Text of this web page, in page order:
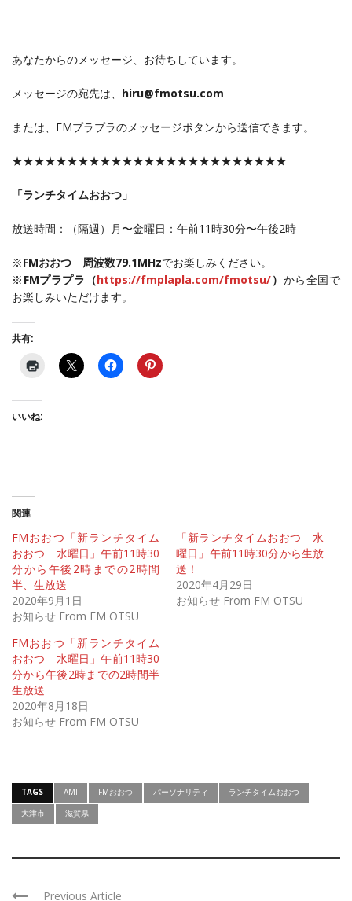
あなたからのメッセージ、お待ちしています。
メッセージの宛先は、 hiru@fmotsu.com
または、FMプラプラのメッセージボタンから送信できます。
★★★★★★★★★★★★★★★★★★★★★★★★★
「ランチタイムおおつ」
放送時間：（隔週）月〜金曜日：午前11時30分〜午後2時
※FMおおつ 周波数79.1MHzでお楽しみください。
※ FMプラプラ（https://fmplapla.com/fmotsu/） から全国で
お楽しみいただけます。
共有:
いいね:
関連
FMおおつ「新ランチタイム
おおつ 水曜日」午前11時30
分から午後2時までの2時間
半、生放送
2020年9月1日
お知らせ From FM OTSU
「新ランチタイムおおつ 水
曜日」午前11時30分から生放
送！
2020年4月29日
お知らせ From FM OTSU
FMおおつ「新ランチタイム
おおつ 水曜日」午前11時30
分から午後2時までの2時間半
生放送
2020年8月18日
お知らせ From FM OTSU
TAGS AMI FMおおつ パーソナリティ
ランチタイムおおつ
大津市
滋賀県
Previous Article